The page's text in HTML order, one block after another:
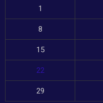
1
8
15
22
29